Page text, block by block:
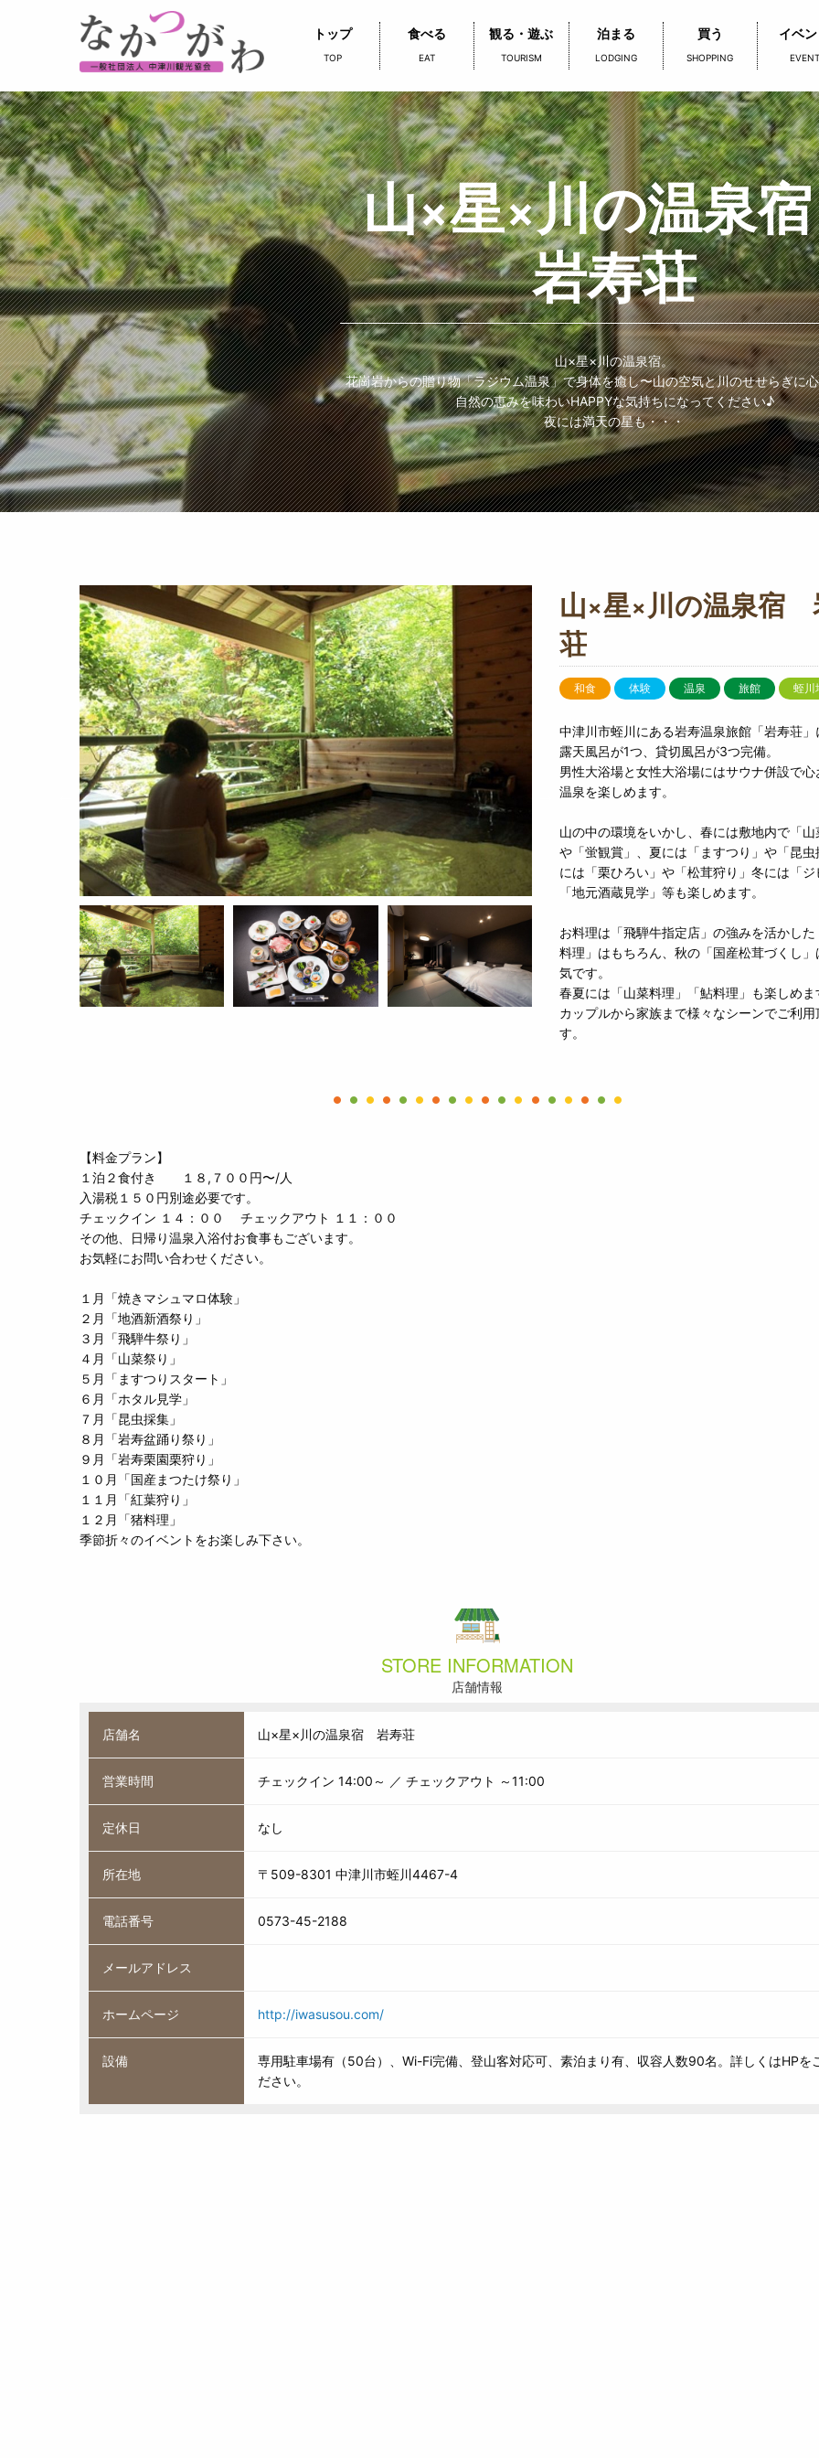
トップ
TOP
食べる
EAT
観る・遊ぶ
TOURISM
泊まる
LODGING
買う
SHOPPING
イベ
EVENT
山×星×川の温
岩寿荘
山×星×川の温泉宿。
花崗岩からの贈り物「ラジウム温泉」で身体を癒し〜山の空気と川のせせらぎに
自然の恵みを味わいHAPPYな気持ちになってください♪
夜には満天の星も・・・
山×星×川の温泉宿
荘
和食 体験 温泉 旅館 蛭川
中津川市蛭川にある岩寿温泉旅館「岩寿荘」
露天風呂が1つ、貸切風呂が3つ完備。
男性大浴場と女性大浴場にはサウナ併設で心
温泉を楽しめます。
山の中の環境をいかし、春には敷地内で「山
や「蛍観賞」、夏には「ますつり」や「昆虫
には「栗ひろい」や「松茸狩り」冬には「ジ
「地元酒蔵見学」等も楽しめます。
お料理は「飛騨牛指定店」の強みを活かした
料理」はもちろん、秋の「国産松茸づくし」
気です。
春夏には「山菜料理」「鮎料理」も楽しめま
カップルから家族まで様々なシーンでご利用
す。
【料金プラン】
１泊２食付き １８,７００円〜/人
入湯税１５０円別途必要です。
チェックイン １４：００ チェックアウト １１：００
その他、日帰り温泉入浴付お食事もございます。
お気軽にお問い合わせください。
１月「焼きマシュマロ体験」
２月「地酒新酒祭り」
３月「飛騨牛祭り」
４月「山菜祭り」
５月「ますつりスタート」
６月「ホタル見学」
７月「昆虫採集」
８月「岩寿盆踊り祭り」
９月「岩寿栗園栗狩り」
１０月「国産まつたけ祭り」
１１月「紅葉狩り」
１２月「猪料理」
季節折々のイベントをお楽しみ下さい。
STORE INFORMATION
店舗情報
店舗名 山×星×川の温泉宿 岩寿荘
営業時間 チェックイン 14:00～ ／ チェックアウト ～11:00
定休日 なし
所在地 〒509-8301 中津川市蛭川4467-4
電話番号 0573-45-2188
メールアドレス
ホームページ http://iwasusou.com/
設備
専用駐車場有（50台）、Wi-Fi完備、登山客対応可、素泊まり有、収容人数90名。詳しくはHPを
ださい。